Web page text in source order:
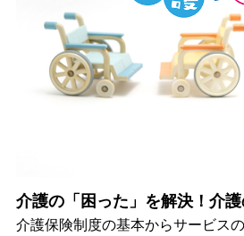
介護の「困った」を解決！介
介護保険制度の基本からサービス